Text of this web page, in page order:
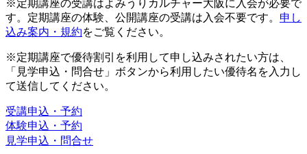
※定期講座の受講はよみうりカルチャー大阪に入会が必要で
す。定期講座の体験、公開講座の受講は入会不要です。 申し
込み案内・規約をご覧ください。
※定期講座で優待割引を利用して申し込みされたい方は、
「見学申込・問合せ」ボタンから利用したい優待名を入力し
て送信してください。
受講申込・予約
体験申込・予約
見学申込・問合せ